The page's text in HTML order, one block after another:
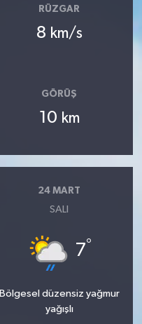
RÜZGAR
8 km/s
GÖRÜŞ
10 km
24 MART
SALI
7°
Bölgesel düzensiz yağmur
yağışlı